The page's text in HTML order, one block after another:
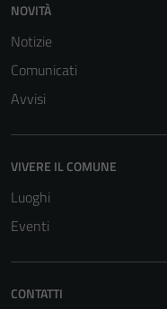
NOVITÀ
Notizie
Comunicati
Avvisi
VIVERE IL COMUNE
Luoghi
Eventi
CONTATTI